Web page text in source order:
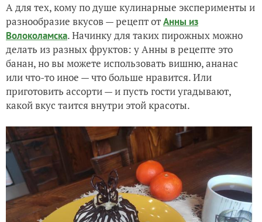
А для тех, кому по душе кулинарные эксперименты и
разнообразие вкусов — рецепт отАнны из
Волоколамска. Начинку для таких пирожных можно
делать из разных фруктов: у Анны в рецепте это
банан, но вы можете использовать вишню, ананас
или что-то иное — что больше нравится. Или
приготовить ассорти — и пусть гости угадывают,
какой вкус таится внутри этой красоты.